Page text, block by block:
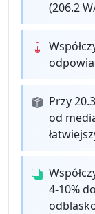
(206.2
Przy
od
4-10%